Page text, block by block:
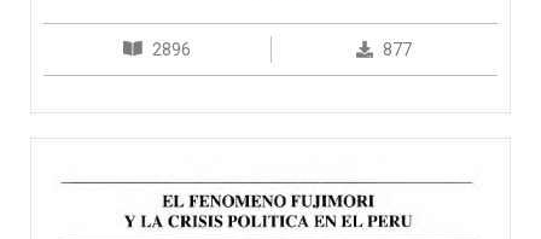
2896 877